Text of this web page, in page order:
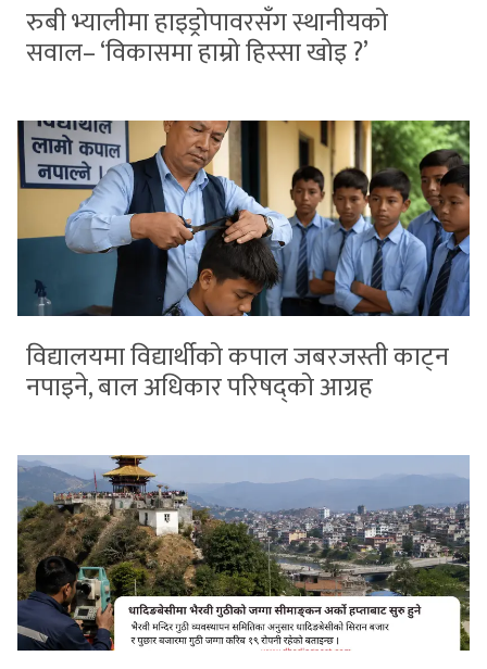
रुबी भ्यालीमा हाइड्रोपावरसँग स्थानीयको
सवाल– ‘विकासमा हाम्रो हिस्सा खोइ ?’
विद्यालयमा विद्यार्थीको कपाल जबरजस्ती काट्न
नपाइने, बाल अधिकार परिषद्को आग्रह